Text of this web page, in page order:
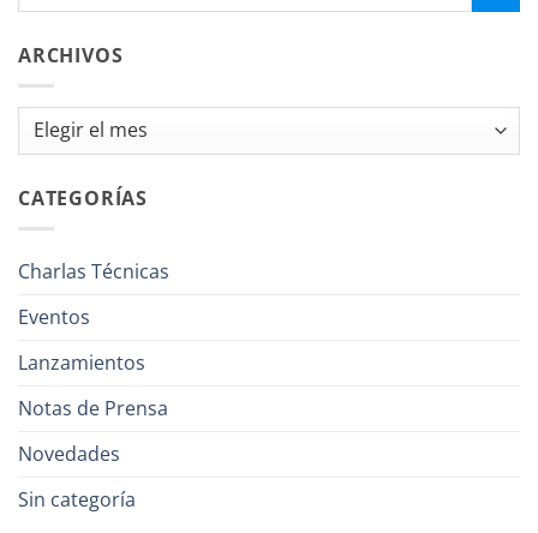
ARCHIVOS
Archivos
CATEGORÍAS
Charlas Técnicas
Eventos
Lanzamientos
Notas de Prensa
Novedades
Sin categoría